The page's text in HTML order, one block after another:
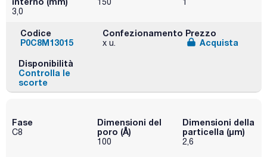
3,0
Codice
P0C8M13015
Confezionamento
x u.
Prezzo
Acquista
Disponibilità
Controlla le
scorte
Fase
C8
Dimensioni del
poro (Å)
100
Dimensioni della
particella (μm)
2,6